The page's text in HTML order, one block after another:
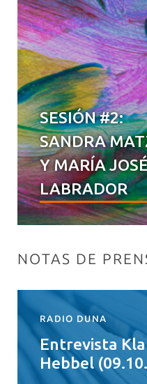
SESIÓN #2:
SANDRA
Y MARÍA
LABRADOR
NOTAS DE
RADIO DUNA
Entrevista
Hebbel